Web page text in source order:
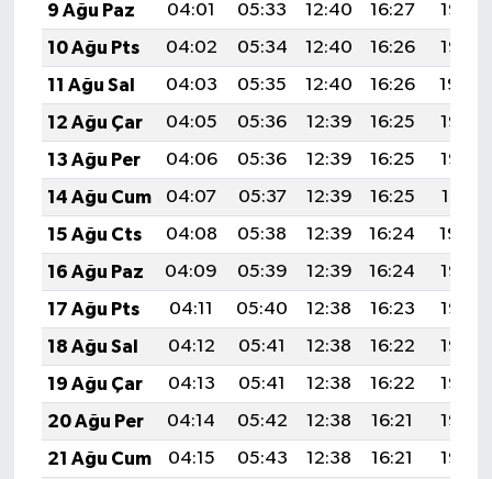
9 Ağu Paz
04:01 05:33 12:40 16:27
19:37
10 Ağu Pts
04:02 05:34 12:40 16:26
19:36
11 Ağu Sal
04:03 05:35 12:40 16:26
19:34
12 Ağu Çar
04:05 05:36 12:39 16:25
19:33
13 Ağu Per
04:06 05:36 12:39 16:25
19:32
14 Ağu Cum
04:07 05:37 12:39 16:25
19:31
15 Ağu Cts
04:08 05:38 12:39 16:24
19:30
16 Ağu Paz
04:09 05:39 12:39 16:24
19:28
17 Ağu Pts
04:11 05:40 12:38 16:23
19:27
18 Ağu Sal
04:12 05:41 12:38 16:22
19:26
19 Ağu Çar
04:13 05:41 12:38 16:22
19:25
20 Ağu Per
04:14 05:42 12:38 16:21
19:23
21 Ağu Cum
04:15 05:43 12:38 16:21
19:22